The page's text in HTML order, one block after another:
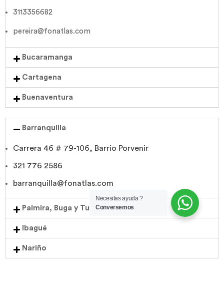
3113356682
pereira@fonatlas.com
Bucaramanga
Cartagena
Buenaventura
Barranquilla
Carrera 46 # 79-106, Barrio Porvenir
321 776 2586
barranquilla@fonatlas.com
Palmira, Buga y Tuluá
Ibagué
Nariño
Necesitas ayuda ?
Conversemos